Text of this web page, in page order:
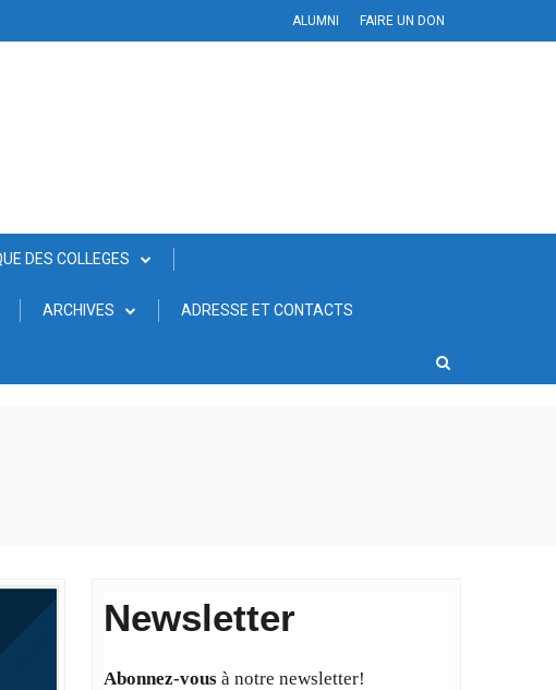
ALUMNI FAIRE UN DON
DES COLLEGES
ARCHIVES ADRESSE ET CONTACTS
Newsletter
Abonnez-vousà notre newsletter!